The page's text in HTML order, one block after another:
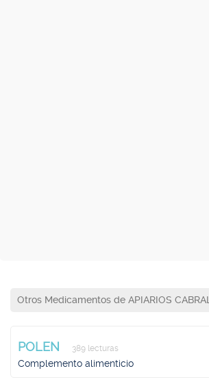
Otros Medicamentos de APIARIOS CABRAL
POLEN 389 lecturas
Complemento alimenticio